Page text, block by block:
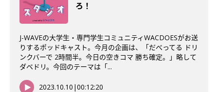
ろ！
J-WAVEの大学生・専門学生コミュニティWACDOESがお送
りするポッドキャスト。今月の企画は、「だべってる ドリ
ンクバーで 2時間半。今日の空きコマ 勝ち確定。」略して
ダベドリ。今回のテーマは「...
2023.10.10 |00:12:20